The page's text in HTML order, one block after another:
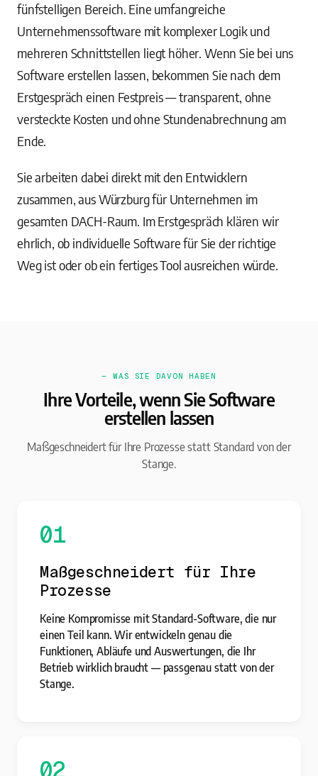
fünfstelligen Bereich. Eine umfangreiche
Unternehmenssoftware mit komplexer Logik und
mehreren Schnittstellen liegt höher. Wenn Sie bei uns
Software erstellen lassen, bekommen Sie nach dem
Erstgespräch einen Festpreis — transparent, ohne
versteckte Kosten und ohne Stundenabrechnung am
Ende.
Sie arbeiten dabei direkt mit den Entwicklern
zusammen, aus Würzburg für Unternehmen im
gesamten DACH-Raum. Im Erstgespräch klären wir
ehrlich, ob individuelle Software für Sie der richtige
Weg ist oder ob ein fertiges Tool ausreichen würde.
— WAS SIE DAVON HABEN
Ihre Vorteile, wenn Sie Software
erstellen lassen
Maßgeschneidert für Ihre Prozesse statt Standard von der
Stange.
01
Maßgeschneidert für Ihre
Prozesse
Keine Kompromisse mit Standard-Software, die nur
einen Teil kann. Wir entwickeln genau die
Funktionen, Abläufe und Auswertungen, die Ihr
Betrieb wirklich braucht — passgenau statt von der
Stange.
02